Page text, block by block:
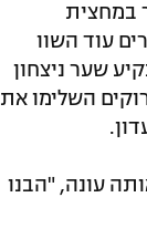
במחצית
עוד השוו
שער ניצחון
השלימו את
עונה, "הבנו